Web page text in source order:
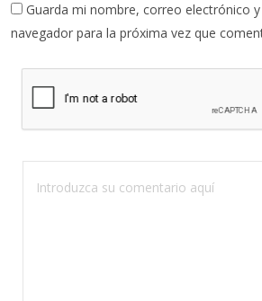
Guarda mi nombre, correo electrónico
navegador para la próxima vez que